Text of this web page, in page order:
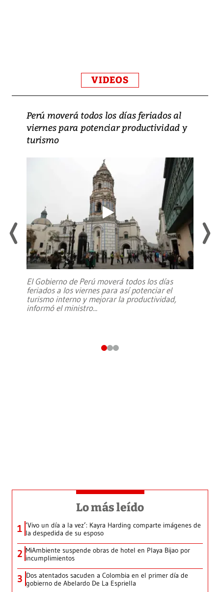
VIDEOS
Perú moverá todos los días feriados al
viernes para potenciar productividad y
turismo
El Gobierno de Perú moverá todos los días
feriados a los viernes para así potenciar el
turismo interno y mejorar la productividad,
informó el ministro...
Lo más leído
1 ‘Vivo un día a la vez’: Kayra Harding comparte imágenes de
la despedida de su esposo
2 MiAmbiente suspende obras de hotel en Playa Bijao por
incumplimientos
3 Dos atentados sacuden a Colombia en el primer día de
gobierno de Abelardo De La Espriella